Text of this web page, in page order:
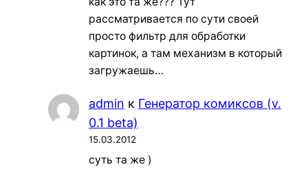
рассматривается по сути своей
просто фильтр для обработки
картинок, а там механизм в который
загружаешь…
admin к Генератор комиксов (v.
0.1 beta)
15.03.2012
суть та же )